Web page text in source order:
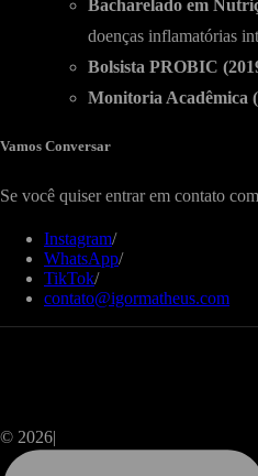
Bacharelado em
doenças inflamatórias
Bolsista PROBIC
Monitoria Acadêmica
Vamos Conversar
Se você quiser entrar em contato
Instagram/
WhatsApp/
TikTok/
contato@igormatheus.com
© 2026|